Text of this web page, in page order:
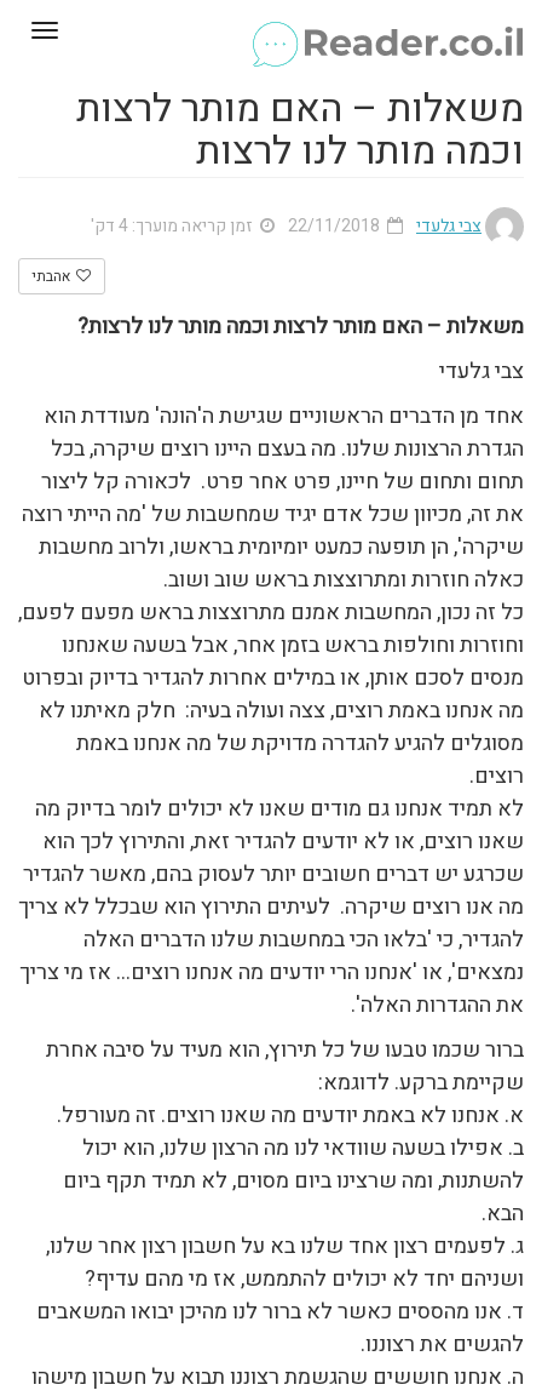
משאלות – האם מותר לרצות
וכמה מותר לנו לרצות
צבי גלעדי זמן קריאה מוערך: 4 דק'
אהבתי
משאלות – האם מותר לרצות וכמה מותר לנו לרצות?
צבי גלעדי
אחד מן הדברים הראשוניים שגישת ה'הונה' מעודדת הוא
הגדרת הרצונות שלנו. מה בעצם היינו רוצים שיקרה, בכל
תחום ותחום של חיינו, פרט אחר פרט. לכאורה קל ליצור
את זה, מכיוון שכל אדם יגיד שמחשבות של 'מה הייתי רוצה
שיקרה', הן תופעה כמעט יומיומית בראשו, ולרוב מחשבות
כאלה חוזרות ומתרוצצות בראש שוב ושוב.
כל זה נכון, המחשבות אמנם מתרוצצות בראש מפעם לפעם,
וחוזרות וחולפות בראש בזמן אחר, אבל בשעה שאנחנו
מנסים לסכם אותן, או במילים אחרות להגדיר בדיוק ובפרוט
מה אנחנו באמת רוצים, צצה ועולה בעיה: חלק מאיתנו לא
מסוגלים להגיע להגדרה מדויקת של מה אנחנו באמת
רוצים.
לא תמיד אנחנו גם מודים שאנו לא יכולים לומר בדיוק מה
שאנו רוצים, או לא יודעים להגדיר זאת, והתירוץ לכך הוא
שכרגע יש דברים חשובים יותר לעסוק בהם, מאשר להגדיר
מה אנו רוצים שיקרה. לעיתים התירוץ הוא שבכלל לא צריך
להגדיר, כי 'בלאו הכי במחשבות שלנו הדברים האלה
נמצאים', או 'אנחנו הרי יודעים מה אנחנו רוצים… אז מי צריך
את ההגדרות האלה'.
ברור שכמו טבעו של כל תירוץ, הוא מעיד על סיבה אחרת
שקיימת ברקע. לדוגמא:
א. אנחנו לא באמת יודעים מה שאנו רוצים. זה מעורפל.
ב. אפילו בשעה שוודאי לנו מה הרצון שלנו, הוא יכול
להשתנות, ומה שרצינו ביום מסוים, לא תמיד תקף ביום
הבא.
ג. לפעמים רצון אחד שלנו בא על חשבון רצון אחר שלנו,
ושניהם יחד לא יכולים להתממש, אז מי מהם עדיף?
ד. אנו מהססים כאשר לא ברור לנו מהיכן יבואו המשאבים
להגשים את רצוננו.
ה. אנחנו חוששים שהגשמת רצוננו תבוא על חשבון מישהו